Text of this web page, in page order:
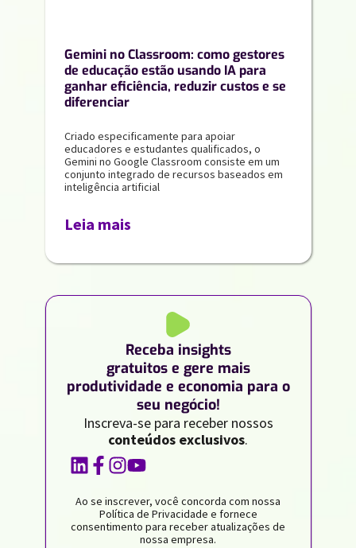
Gemini no Classroom: como gestores
de educação estão usando IA para
ganhar eficiência, reduzir custos e se
diferenciar
Criado especificamente para apoiar
educadores e estudantes qualificados, o
Gemini no Google Classroom consiste em um
conjunto integrado de recursos baseados em
inteligência artificial
Leia mais
Receba insights
gratuitos e gere mais
produtividade e economia para o
seu negócio!
Inscreva-se para receber nossos
conteúdos exclusivos.
Ao se inscrever, você concorda com nossa
Política de Privacidade e fornece
consentimento para receber atualizações de
nossa empresa.